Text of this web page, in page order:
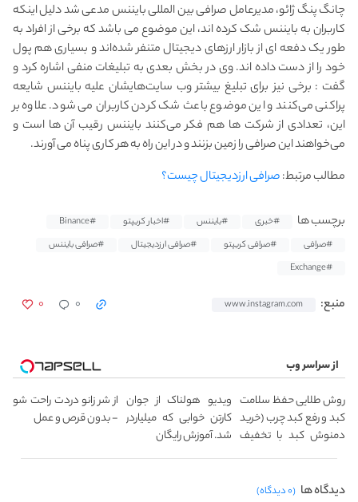
چانگ پنگ ژائو، مدیرعامل صرافی بین المللی بایننس مدعی شد دلیل اینکه
کاربران به بایننس شک کرده‌ اند، این موضوع می باشد که برخی از افراد به‌
طور یک دفعه ای از بازار ارزهای دیجیتال متنفر شده‌اند و بسیاری هم پول
خود را از دست داده‌ اند. وی در بخش بعدی به تبلیغات منفی اشاره کرد و
گفت : برخی نیز برای تبلیغ بیشتر وب‌ سایت‌هایشان علیه بایننس شایعه‌
پراکنی می‌کنند و این موضوع باعث شک کردن کاربران می شود. علاوه بر
این، تعدادی از شرکت‌ ها هم فکر می‌کنند بایننس رقیب آن‌ ها است و
می‌خواهند این صرافی را زمین بزنند و در این راه به هر کاری پناه می آورند.
مطالب مرتبط:صرافی ارزدیجیتال چیست؟
برچسب ها #خبری #بایننس #اخبار کریپتو
#Binance
#صرافی
#صرافی کریپتو #صرافی ارزدیجیتال
#صرافی بایننس
#Exchange
منبع: www.instagram.com ۰ ۰
از سراسر وب
روش طلایی حفظ سلامت
کبد و رفع کبد چرب (خرید
دمنوش کبد با تخفیف
ویژه)
ویدیو هولناک از جوان
کارتن خوابی که میلیاردر
شد. آموزش رایگان
از شر زانو دردت راحت شو
- بدون قرص و عمل
دیدگاه ها (۰ دیدگاه)